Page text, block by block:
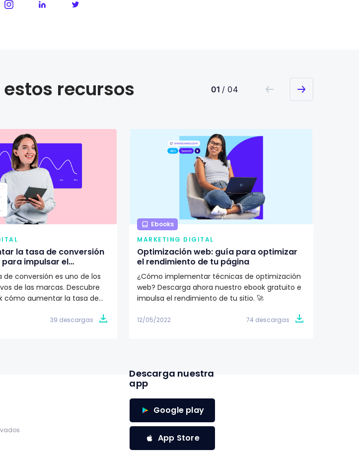
recursos 01 / 04
la tasa de conversión
impulsar el
marca
conversión es uno de los
de las marcas. Descubre
cómo aumentar la tasa de
39 descargas
Ebooks
MARKETING DIGITAL
Optimización web: guía para optimizar
el rendimiento de tu página
¿Cómo implementar técnicas de optimización
web? Descarga ahora nuestro ebook gratuito e
impulsa el rendimiento de tu sitio. 🚀
12/05/2022 74 descargas
Descarga nuestra
app
Google play
App Store